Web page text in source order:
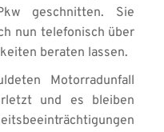
geschnitten. Sie
nun telefonisch über
beraten lassen.
Motorradunfall
und es bleiben